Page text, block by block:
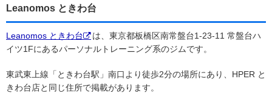
Leanomos ときわ台
Leanomos ときわ台
は、東京都板橋区南常盤台1-23-11 常盤台ハ
イツ1Fにあるパーソナルトレーニング系のジムです。
東武東上線「ときわ台駅」南口より徒歩2分の場所にあり、HPER と
きわ台店と同じ住所で掲載があります。